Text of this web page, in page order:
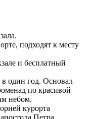
подходят к месту
и бесплатный
один год. Основал
по красивой
небом.
курорта
Петра,